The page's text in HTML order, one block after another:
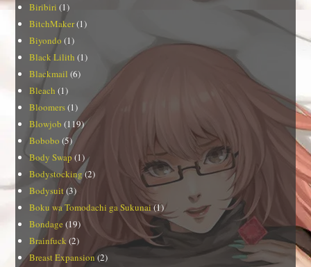
Biribiri (1)
BitchMaker(1)
Biyondo (1)
Black Lilith (1)
Blackmail (6)
Bleach (1)
Bloomers(1)
Blowjob (119)
Bobobo (5)
Body Swap (1)
Bodystocking(2)
Bodysuit(3)
Boku wa Tomodachi ga Sukunai(1)
Bondage (19)
Brainfuck (2)
Breast Expansion (2)